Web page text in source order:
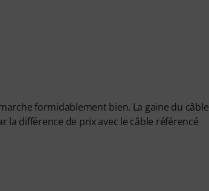
formidablement bien. La gaine du câble
la différence de prix avec le câble référencé